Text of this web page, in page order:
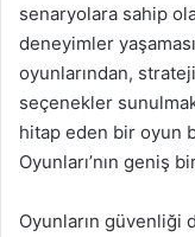
senaryolara sahip
deneyimler
oyunlarından,
seçenekler
hitap eden bir oyun
Oyunları’nın geniş
Oyunların güvenliği